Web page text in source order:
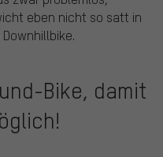
eben nicht so satt in
Bike, damit